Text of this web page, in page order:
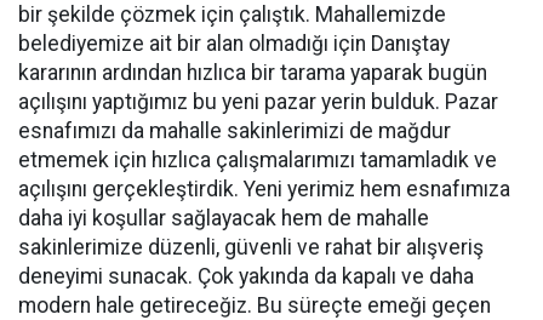
bir şekilde çözmek için çalıştık. Mahallemizde
belediyemize ait bir alan olmadığı için Danıştay
kararının ardından hızlıca bir tarama yaparak bugün
açılışını yaptığımız bu yeni pazar yerin bulduk. Pazar
esnafımızı da mahalle sakinlerimizi de mağdur
etmemek için hızlıca çalışmalarımızı tamamladık ve
açılışını gerçekleştirdik. Yeni yerimiz hem esnafımıza
daha iyi koşullar sağlayacak hem de mahalle
sakinlerimize düzenli, güvenli ve rahat bir alışveriş
deneyimi sunacak. Çok yakında da kapalı ve daha
modern hale getireceğiz. Bu süreçte emeği geçen